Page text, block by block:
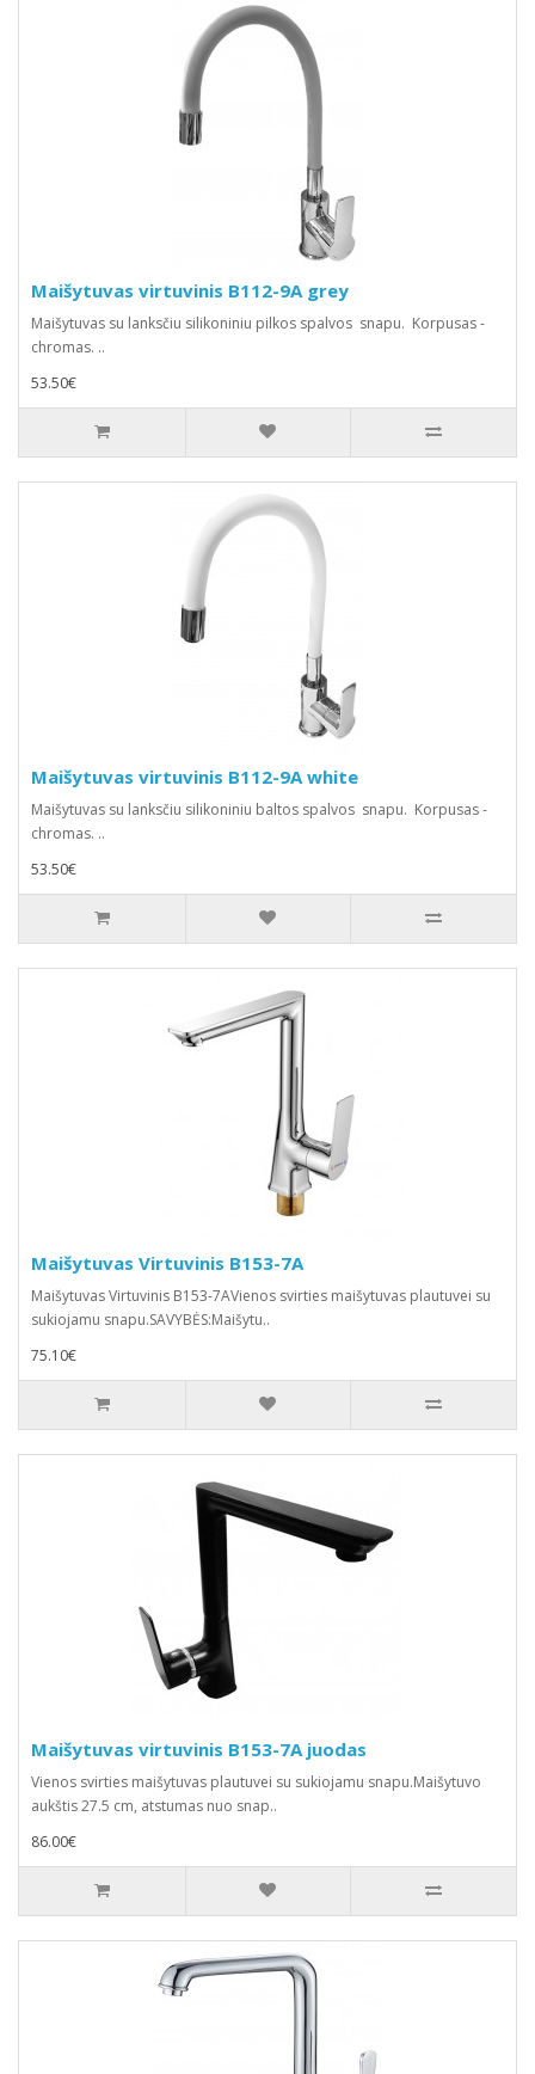
Maišytuvas virtuvinis B112-9A grey
Maišytuvas su lanksčiu silikoniniu pilkos spalvos snapu. Korpusas -
chromas. ..
53.50€
Maišytuvas virtuvinis B112-9A white
Maišytuvas su lanksčiu silikoniniu baltos spalvos snapu. Korpusas -
chromas. ..
53.50€
Maišytuvas Virtuvinis B153-7A
Maišytuvas Virtuvinis B153-7AVienos svirties maišytuvas plautuvei su
sukiojamu snapu.SAVYBĖS:Maišytu..
75.10€
Maišytuvas virtuvinis B153-7A juodas
Vienos svirties maišytuvas plautuvei su sukiojamu snapu.Maišytuvo
aukštis 27.5 cm, atstumas nuo snap..
86.00€